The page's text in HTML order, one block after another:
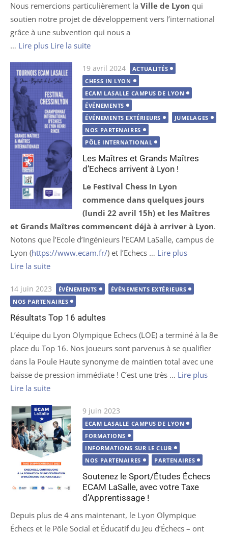
Nous remercions particulièrement la Ville de Lyon qui
soutien notre projet de développement vers l’international
grâce à une subvention qui nous a
… Lire plus Lire la suite
Publié
le
19 avril 2024
ACTUALITÉS
CHESS IN LYON
ECAM LASALLE CAMPUS DE LYON
ÉVÉNEMENTS
ÉVÉNEMENTS EXTÉRIEURS
JUMELAGES
NOS PARTENAIRES
PÔLE INTERNATIONAL
Les Maîtres et Grands Maîtres
d’Echecs arrivent à Lyon !
Le Festival Chess In Lyon
commence dans quelques jours
(lundi 22 avril 15h) et les Maîtres
et Grands Maîtres commencent déjà à arriver à Lyon.
Notons que l’Ecole d’Ingénieurs l’ECAM LaSalle, campus de
Lyon (https://www.ecam.fr/) et l’Echecs … Lire plus
Lire la suite
Publié
le
14 juin 2023 ÉVÉNEMENTS
ÉVÉNEMENTS EXTÉRIEURS
NOS PARTENAIRES
Résultats Top 16 adultes
L’équipe du Lyon Olympique Echecs (LOE) a terminé à la 8e
place du Top 16. Nos joueurs sont parvenus à se qualifier
dans la Poule Haute synonyme de maintien total avec une
baisse de pression immédiate ! C’est une très … Lire plus
Lire la suite
Publié
le
9 juin 2023
ECAM LASALLE CAMPUS DE LYON
FORMATIONS
INFORMATIONS SUR LE CLUB
NOS PARTENAIRES
PARTENAIRES
Soutenez le Sport/Études Échecs
ECAM LaSalle, avec votre Taxe
d’Apprentissage !
Depuis plus de 4 ans maintenant, le Lyon Olympique
Échecs et le Pôle Social et Éducatif du Jeu d’Échecs – ont